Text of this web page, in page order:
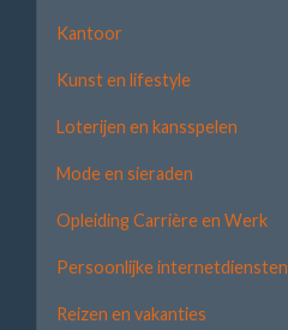
Kantoor
Kunst en lifestyle
Loterijen en kansspelen
Mode en sieraden
Opleiding Carrière en Werk
Persoonlijke internetdiensten
Reizen en vakanties